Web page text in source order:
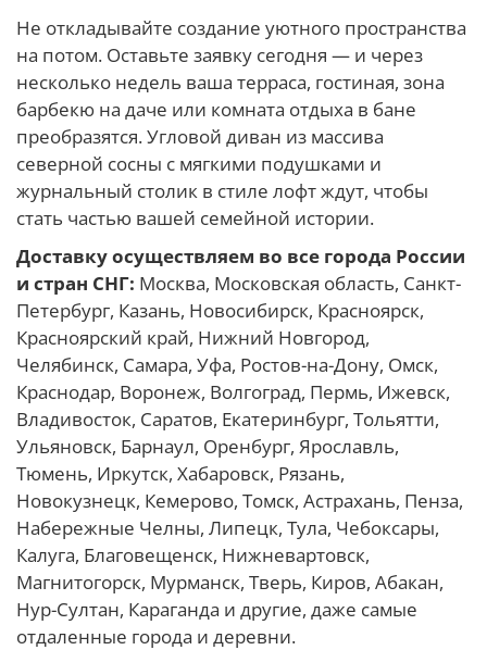
Не откладывайте создание уютного пространства
на потом. Оставьте заявку сегодня — и через
несколько недель ваша терраса, гостиная, зона
барбекю на даче или комната отдыха в бане
преобразятся. Угловой диван из массива
северной сосны с мягкими подушками и
журнальный столик в стиле лофт ждут, чтобы
стать частью вашей семейной истории.
Доставку осуществляем во все города России
и стран СНГ: Москва, Московская область, Санкт-
Петербург, Казань, Новосибирск, Красноярск,
Красноярский край, Нижний Новгород,
Челябинск, Самара, Уфа, Ростов-на-Дону, Омск,
Краснодар, Воронеж, Волгоград, Пермь, Ижевск,
Владивосток, Саратов, Екатеринбург, Тольятти,
Ульяновск, Барнаул, Оренбург, Ярославль,
Тюмень, Иркутск, Хабаровск, Рязань,
Новокузнецк, Кемерово, Томск, Астрахань, Пенза,
Набережные Челны, Липецк, Тула, Чебоксары,
Калуга, Благовещенск, Нижневартовск,
Магнитогорск, Мурманск, Тверь, Киров, Абакан,
Нур-Султан, Караганда и другие, даже самые
отдаленные города и деревни.